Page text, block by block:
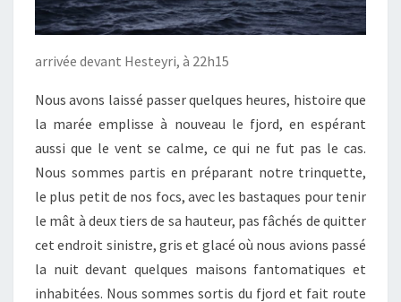
arrivée devant Hesteyri, à 22h15
Nous avons laissé passer quelques heures, histoire que
la marée emplisse à nouveau le fjord, en espérant
aussi que le vent se calme, ce qui ne fut pas le cas.
Nous sommes partis en préparant notre trinquette,
le plus petit de nos focs, avec les bastaques pour tenir
le mât à deux tiers de sa hauteur, pas fâchés de quitter
cet endroit sinistre, gris et glacé où nous avions passé
la nuit devant quelques maisons fantomatiques et
inhabitées. Nous sommes sortis du fjord et fait route